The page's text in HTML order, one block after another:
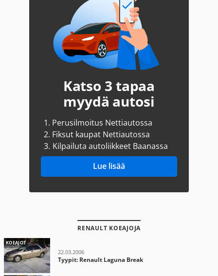
Katso 3 tapaa
myydä autosi
1. Perusilmoitus Nettiautossa
2. Fiksut kaupat Nettiautossa
3. Kilpailuta autoliikkeet Baanassa
Lue lisää
RENAULT KOEAJOJA
KOEAJOT
22.03.2006
Tyypit: Renault Laguna Break